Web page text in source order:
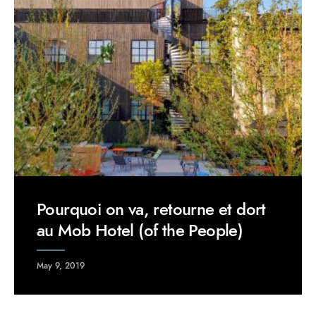
Pourquoi on va, retourne et dort
au Mob Hotel (of the People)
May 9, 2019